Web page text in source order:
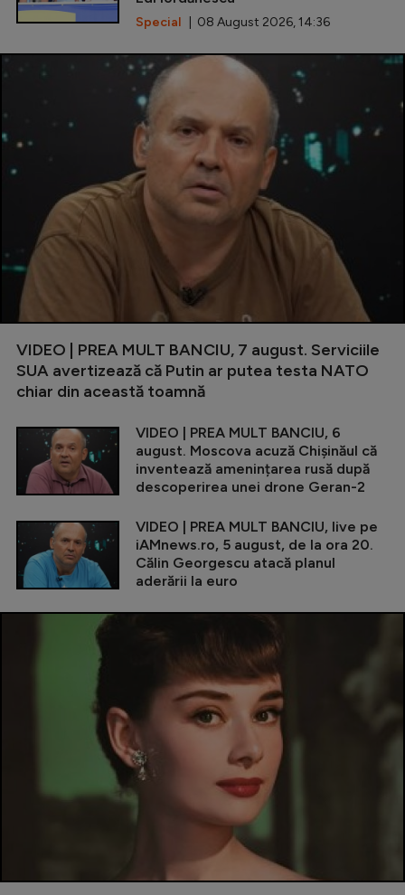
Special | 08 August 2026, 14:36
VIDEO | PREA MULT BANCIU, 7 august. Serviciile
SUA avertizează că Putin ar putea testa NATO
chiar din această toamnă
VIDEO | PREA MULT BANCIU, 6
august. Moscova acuză Chișinăul că
inventează amenințarea rusă după
descoperirea unei drone Geran-2
VIDEO | PREA MULT BANCIU, live pe
iAMnews.ro, 5 august, de la ora 20.
Călin Georgescu atacă planul
aderării la euro